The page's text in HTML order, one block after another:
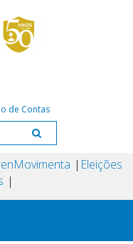
de Contas
Movimenta Eleições